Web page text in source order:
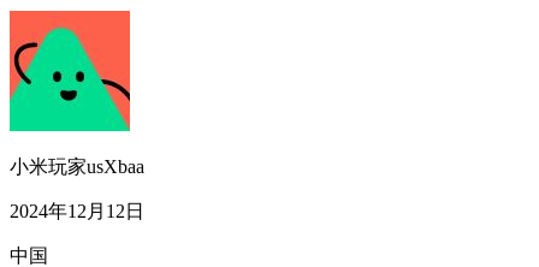
小米玩家usXbaa
2024年12月12日
中国